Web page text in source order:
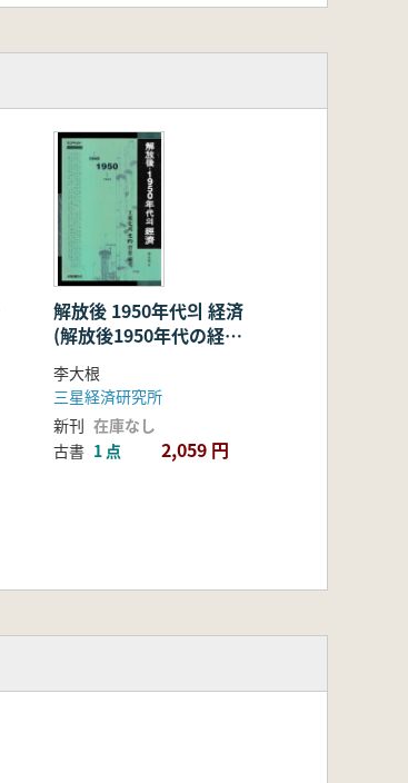
解放後 1950年代의 経済
(解放後1950年代の経
済) 工業化の史的背景
研究
李大根
三星経済研究所
新刊 在庫なし
古書 1 点 2,059 円